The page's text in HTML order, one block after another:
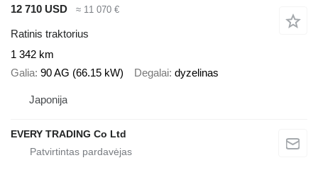
12 710 USD
≈ 11 070 €
Ratinis traktorius
1 342 km
Galia 90 AG (66.15 kW) Degalai dyzelinas
Japonija
EVERY TRADING Co Ltd